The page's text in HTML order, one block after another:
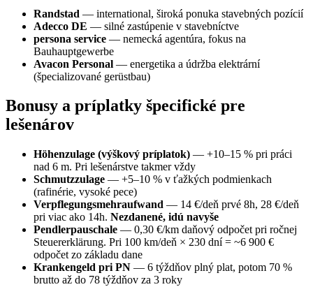
Randstad — international, široká ponuka stavebných pozícií
Adecco DE — silné zastúpenie v stavebníctve
persona service — nemecká agentúra, fokus na
Bauhauptgewerbe
Avacon Personal — energetika a údržba elektrární
(špecializované gerüstbau)
Bonusy a príplatky špecifické pre
lešenárov
Höhenzulage (výškový príplatok) — +10–15 % pri práci
nad 6 m. Pri lešenárstve takmer vždy
Schmutzzulage — +5–10 % v ťažkých podmienkach
(rafinérie, vysoké pece)
Verpflegungsmehraufwand — 14 €/deň prvé 8h, 28 €/deň
pri viac ako 14h. Nezdanené, idú navyše
Pendlerpauschale — 0,30 €/km daňový odpočet pri ročnej
Steuererklärung. Pri 100 km/deň × 230 dní = ~6 900 €
odpočet zo základu dane
Krankengeld pri PN — 6 týždňov plný plat, potom 70 %
brutto až do 78 týždňov za 3 roky